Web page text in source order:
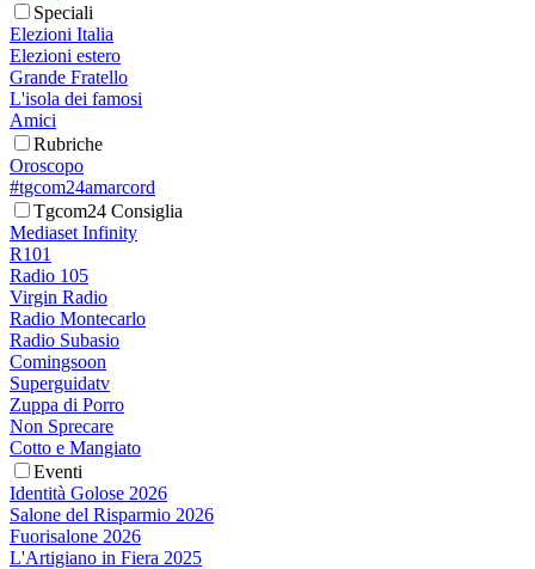
Speciali
Elezioni Italia
Elezioni estero
Grande Fratello
L'isola dei famosi
Amici
Rubriche
Oroscopo
#tgcom24amarcord
Tgcom24 Consiglia
Mediaset Infinity
R101
Radio 105
Virgin Radio
Radio Montecarlo
Radio Subasio
Comingsoon
Superguidatv
Zuppa di Porro
Non Sprecare
Cotto e Mangiato
Eventi
Identità Golose 2026
Salone del Risparmio 2026
Fuorisalone 2026
L'Artigiano in Fiera 2025